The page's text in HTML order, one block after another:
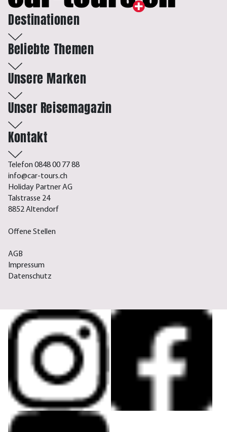
Destinationen
Beliebte Themen
Unsere Marken
Unser Reisemagazin
Kontakt
Telefon 0848 00 77 88
info@car-tours.ch
Holiday Partner AG
Talstrasse 24
8852 Altendorf
Offene Stellen
AGB
Impressum
Datenschutz